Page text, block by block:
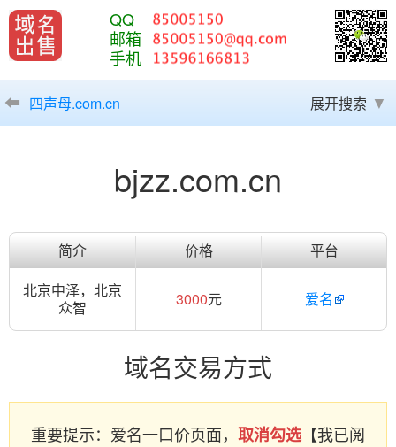
QQ
邮箱
手机
四声母.com.cn 展开搜索
bjzz.com.cn
简介 价格
平台
北京中泽，北京
众智
3000元 爱名
域名交易方式
重要提示：爱名一口价页面， 取消勾选 【我已阅